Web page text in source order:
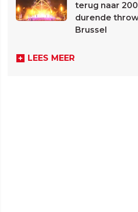
terug naar
durende
Brussel
LEES MEER